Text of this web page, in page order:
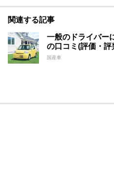
関連する記事
一般のドライバー
の口コミ(評価・評
国産車